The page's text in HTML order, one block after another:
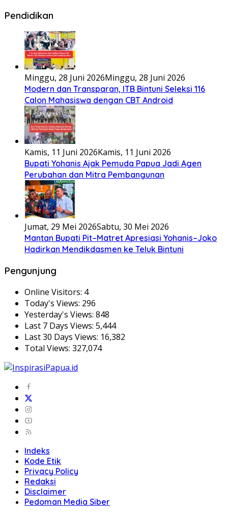
Pendidikan
Minggu, 28 Juni 2026Minggu, 28 Juni 2026
Modern dan Transparan, ITB Bintuni Seleksi 116
Calon Mahasiswa dengan CBT Android
Kamis, 11 Juni 2026Kamis, 11 Juni 2026
Bupati Yohanis Ajak Pemuda Papua Jadi Agen
Perubahan dan Mitra Pembangunan
Jumat, 29 Mei 2026Sabtu, 30 Mei 2026
Mantan Bupati Pit–Matret Apresiasi Yohanis–Joko
Hadirkan Mendikdasmen ke Teluk Bintuni
Pengunjung
Online Visitors: 4
Today's Views: 296
Yesterday's Views: 848
Last 7 Days Views: 5,444
Last 30 Days Views: 16,382
Total Views: 327,074
Indeks
Kode Etik
Privacy Policy
Redaksi
Disclaimer
Pedoman Media Siber